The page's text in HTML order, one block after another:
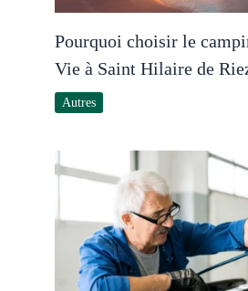
Pourquoi choisir le
Vie à Saint Hilaire de
Autres